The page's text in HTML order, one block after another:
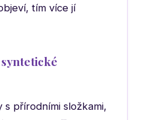
tím více jí
přírodními složkami,